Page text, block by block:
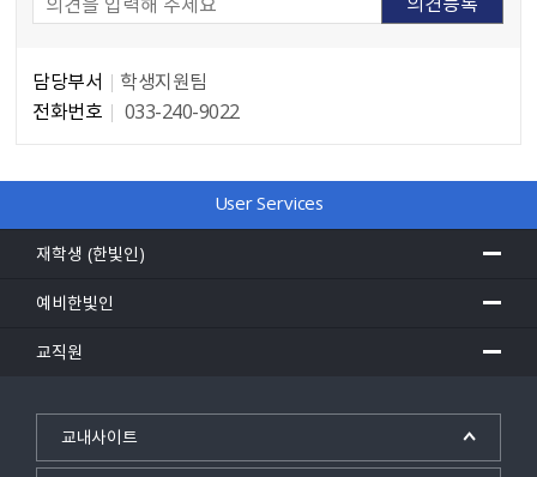
담당부서
학생지원팀
전화번호
033-240-9022
User Services
재학생 (한빛인)
예비한빛인
교직원
교내사이트